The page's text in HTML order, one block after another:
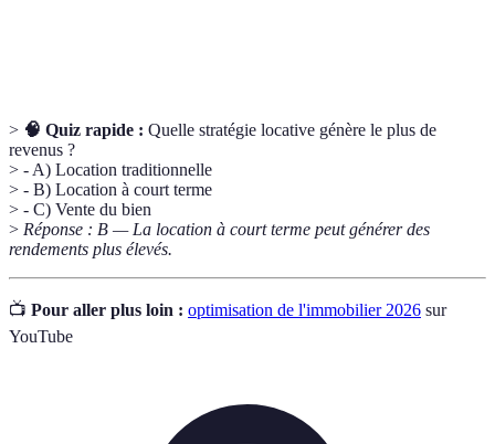
> 🧠 Quiz rapide : Quelle stratégie locative génère le plus de
revenus ?
> - A) Location traditionnelle
> - B) Location à court terme
> - C) Vente du bien
> Réponse : B — La location à court terme peut générer des
rendements plus élevés.
📺 Pour aller plus loin : optimisation de l'immobilier 2026 sur
YouTube